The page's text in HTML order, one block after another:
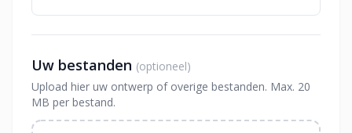
Uw bestanden (optioneel)
Upload hier uw ontwerp of overige bestanden. Max. 20
MB per bestand.